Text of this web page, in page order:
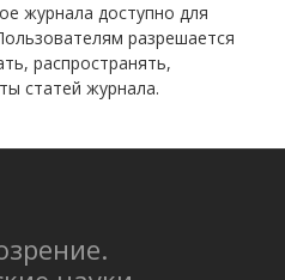
журнала доступно для
разрешается
распространять,
статей журнала.